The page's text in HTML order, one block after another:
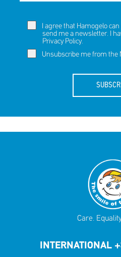
I agree that Hamogelo
send me a newsletter. I
Privacy Policy.
Unsubscribe me from the
Care.
INTERNATIONAL